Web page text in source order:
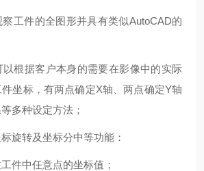
察工件的全图形并具有类似AutoCAD的
根据客户本身的需要在影像中的实际
坐标，有两点确定X轴、两点确定Y轴
多种设定方法；
旋转及坐标分中等功能：
件中任意点的坐标值；